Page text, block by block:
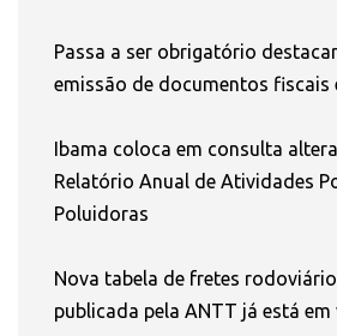
Passa a ser obrigatório destacar
emissão de documentos fiscais
Ibama coloca em consulta
Relatório Anual de Atividades
Poluidoras
Nova tabela de fretes
publicada pela ANTT já está em